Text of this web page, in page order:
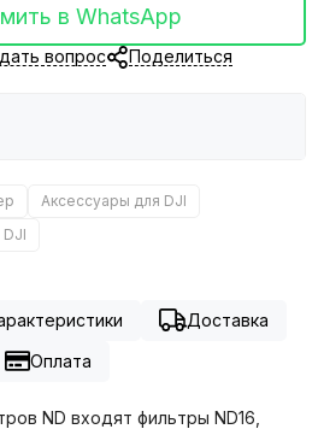
в WhatsApp
вопрос Поделиться
Аксессуары для DJI
Доставка
Оплата
ND входят фильтры ND16,